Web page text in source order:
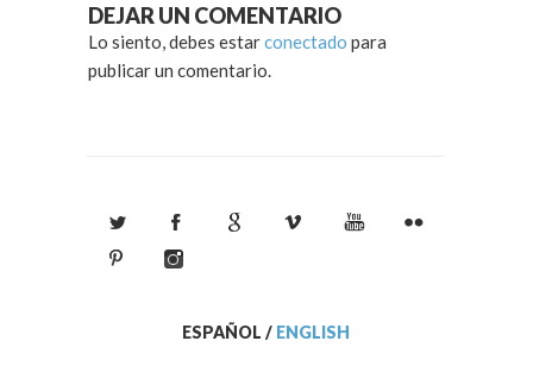
DEJAR UN COMENTARIO
Lo siento, debes estarconectado para
publicar un comentario.
ESPAÑOL / ENGLISH